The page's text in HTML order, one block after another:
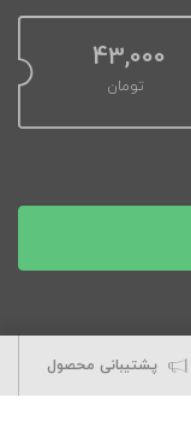
43,000
تومان
پشتیبانی محصول